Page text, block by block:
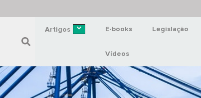
Artigos E-books Legislação
Vídeos